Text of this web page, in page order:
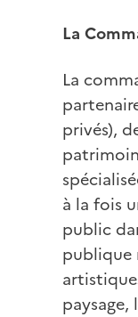
La
La
privés),
à la fois
public
publique
paysage,